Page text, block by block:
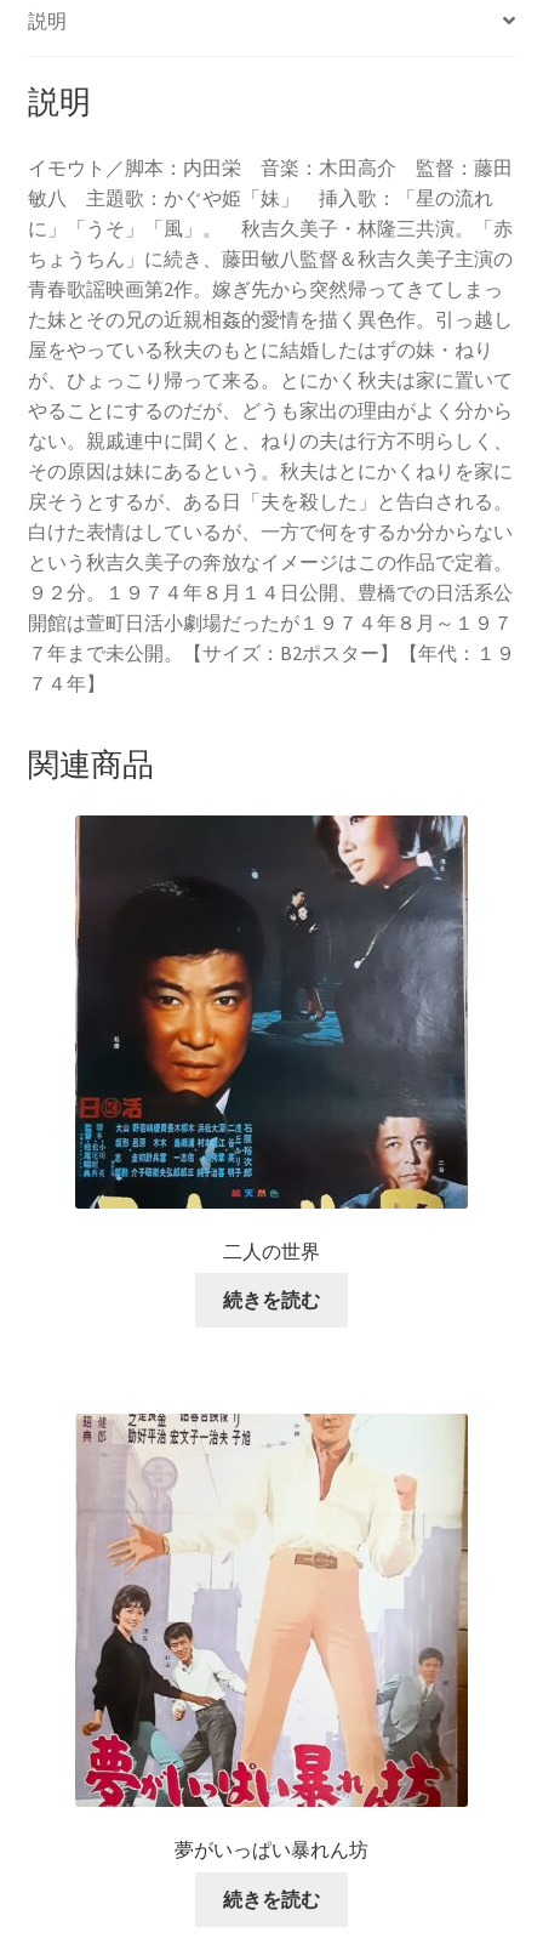
説明
説明
イモウト／脚本：内田栄 音楽：木田高介 監督：藤田
敏八 主題歌：かぐや姫「妹」 挿入歌：「星の流れ
に」「うそ」「風」。 秋吉久美子・林隆三共演。「赤
ちょうちん」に続き、藤田敏八監督＆秋吉久美子主演の
青春歌謡映画第2作。嫁ぎ先から突然帰ってきてしまっ
た妹とその兄の近親相姦的愛情を描く異色作。引っ越し
屋をやっている秋夫のもとに結婚したはずの妹・ねり
が、ひょっこり帰って来る。とにかく秋夫は家に置いて
やることにするのだが、どうも家出の理由がよく分から
ない。親戚連中に聞くと、ねりの夫は行方不明らしく、
その原因は妹にあるという。秋夫はとにかくねりを家に
戻そうとするが、ある日「夫を殺した」と告白される。
白けた表情はしているが、一方で何をするか分からない
という秋吉久美子の奔放なイメージはこの作品で定着。
９２分。１９７４年８月１４日公開、豊橋での日活系公
開館は萱町日活小劇場だったが１９７４年８月～１９７
７年まで未公開。【サイズ：B2ポスター】【年代：１９
７４年】
関連商品
二人の世界
続きを読む
夢がいっぱい暴れん坊
続きを読む